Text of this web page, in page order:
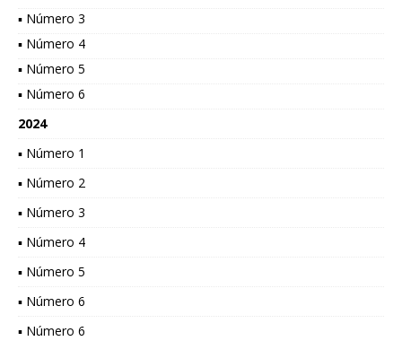
▪ Número 3
▪ Número 4
▪ Número 5
▪ Número 6
2024
▪ Número 1
▪ Número 2
▪ Número 3
▪ Número 4
▪ Número 5
▪ Número 6
▪ Número 6